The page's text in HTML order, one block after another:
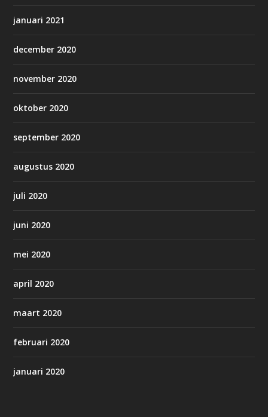
januari 2021
december 2020
november 2020
oktober 2020
september 2020
augustus 2020
juli 2020
juni 2020
mei 2020
april 2020
maart 2020
februari 2020
januari 2020